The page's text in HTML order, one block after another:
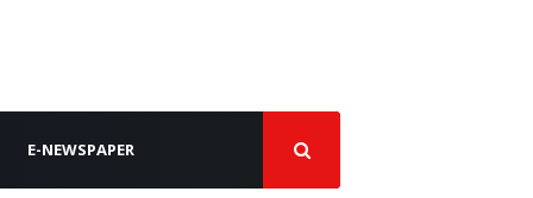
E-NEWSPAPER